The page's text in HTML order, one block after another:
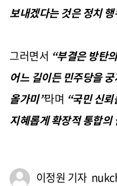
보내겠다는 것은 정치 행
그러면서 “부결은 방탄
어느 길이든 민주당을
올가미”라며 “국민 신뢰
지혜롭게 확장적 통합의
이정원 기자